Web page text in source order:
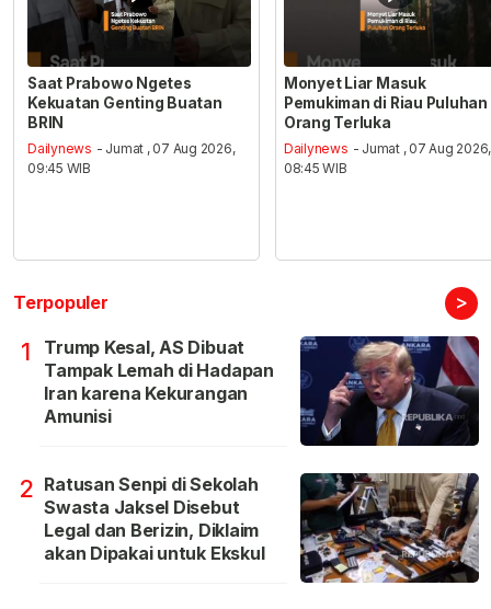
Saat Prabowo Ngetes
Kekuatan Genting Buatan
BRIN
Dailynews - Jumat , 07 Aug 2026,
09:45 WIB
Monyet Liar Masuk
Pemukiman di Riau Puluhan
Orang Terluka
Dailynews - Jumat , 07 Aug 2026,
08:45 WIB
Terpopuler >
1
Trump Kesal, AS Dibuat
Tampak Lemah di Hadapan
Iran karena Kekurangan
Amunisi
2 Ratusan Senpi di Sekolah
Swasta Jaksel Disebut
Legal dan Berizin, Diklaim
akan Dipakai untuk Ekskul